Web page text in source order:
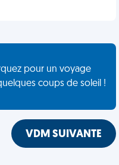
pour un voyage
coups de soleil !
VDM SUIVANTE